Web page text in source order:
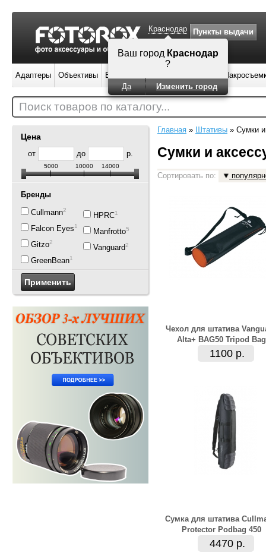
Цена
от до р.
5000 10000 14000
Бренды
Cullmann2
Falcon Eyes1
Gitzo2
GreenBean1
HPRC1
Manfrotto5
Vanguard2
Главная » Штативы » Сумки
Сумки и
Сортировать по:
Чехол для штатива
Alta+ BAG50 Tripod Bag
1100 р.
Сумка для штатива
Protector Podbag 450
4470 р.
Краснодар
Ваш город Краснодар
?
Да Изменить город
Пункты выдачи
Адаптеры Объективы Вспышки
Поиск товаров по каталогу...